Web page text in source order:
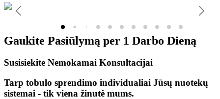
Gaukite Pasiūlymą per 1 Darbo Dieną
Susisiekite Nemokamai Konsultacijai
Tarp tobulo sprendimo individualiai Jūsų nuotekų
sistemai - tik viena žinutė mums.